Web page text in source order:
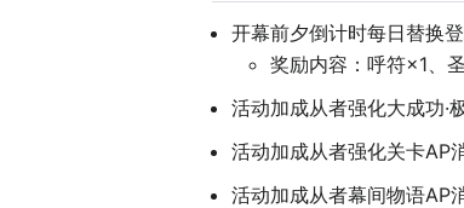
开幕前夕倒计时每日替换
奖励内容：呼符×1、
活动加成从者强化大成功·
活动加成从者强化关卡AP
活动加成从者幕间物语AP